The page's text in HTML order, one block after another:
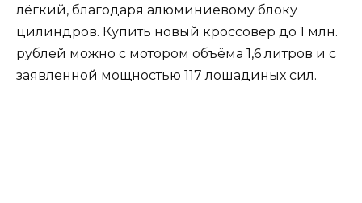
лёгкий, благодаря алюминиевому блоку
цилиндров. Купить новый кроссовер до 1 млн.
рублей можно с мотором объёма 1,6 литров и с
заявленной мощностью 117 лошадиных сил.